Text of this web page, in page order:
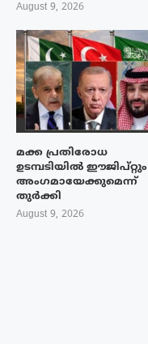
August 9, 2026
മക്ക പ്രതിരോധ
ഉടമ്പടിയിൽ ഈജിപ്റ്റും
അംഗമായേക്കുമെന്ന്
തുർക്കി
August 9, 2026